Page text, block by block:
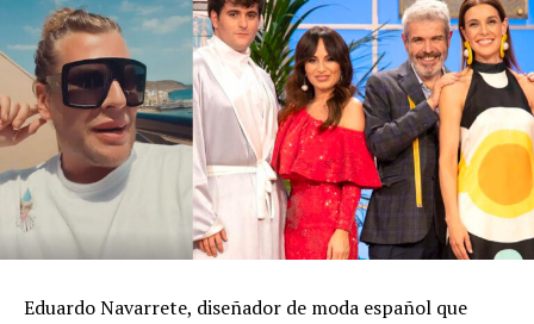
Eduardo Navarrete, diseñador de moda español que